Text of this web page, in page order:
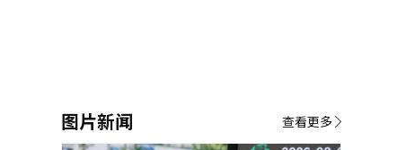
图片新闻 查看更多